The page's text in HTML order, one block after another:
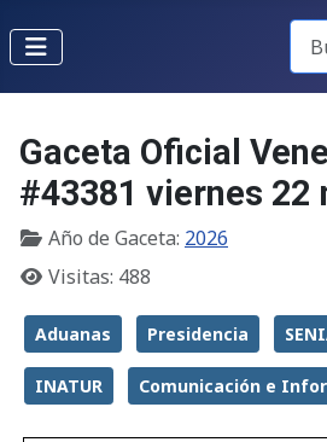
Gaceta Oficial
#43381 viernes 22
Año de Gaceta: 2026
Visitas: 488
Aduanas Presidencia
INATUR Comunicación e